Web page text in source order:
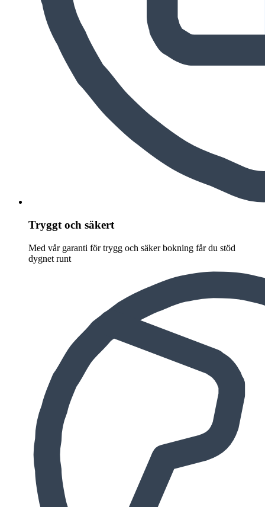
Tryggt och säkert
Med vår garanti för trygg och säker bokning får du stöd
dygnet runt